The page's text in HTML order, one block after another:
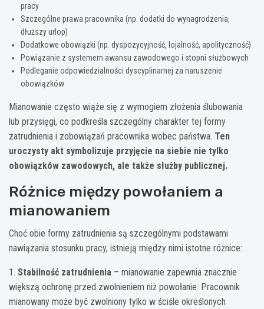
pracy
Szczególne prawa pracownika (np. dodatki do wynagrodzenia,
dłuższy urlop)
Dodatkowe obowiązki (np. dyspozycyjność, lojalność, apolityczność)
Powiązanie z systemem awansu zawodowego i stopni służbowych
Podleganie odpowiedzialności dyscyplinarnej za naruszenie
obowiązków
Mianowanie często wiąże się z wymogiem złożenia ślubowania
lub przysięgi, co podkreśla szczególny charakter tej formy
zatrudnienia i zobowiązań pracownika wobec państwa. Ten
uroczysty akt symbolizuje przyjęcie na siebie nie tylko
obowiązków zawodowych, ale także służby publicznej.
Różnice między powołaniem a
mianowaniem
Choć obie formy zatrudnienia są szczególnymi podstawami
nawiązania stosunku pracy, istnieją między nimi istotne różnice:
1. Stabilność zatrudnienia – mianowanie zapewnia znacznie
większą ochronę przed zwolnieniem niż powołanie. Pracownik
mianowany może być zwolniony tylko w ściśle określonych